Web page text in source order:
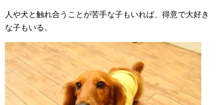
人や犬と触れ合うことが苦手な子もいれば、得意で大好き
な子もいる。